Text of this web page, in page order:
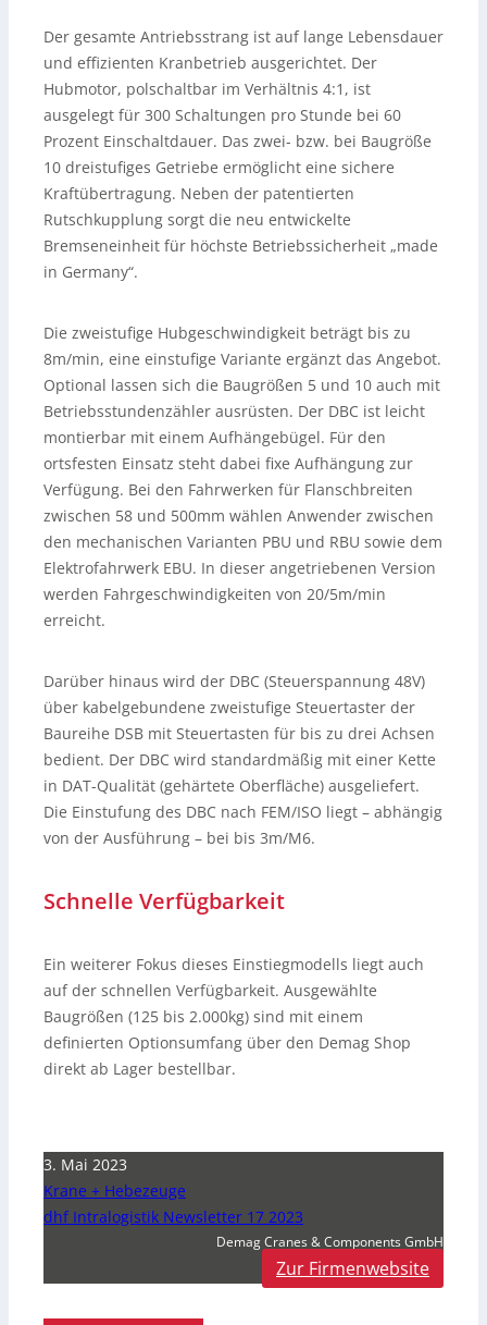
Der gesamte Antriebsstrang ist auf lange Lebensdauer
und effizienten Kranbetrieb ausgerichtet. Der
Hubmotor, polschaltbar im Verhältnis 4:1, ist
ausgelegt für 300 Schaltungen pro Stunde bei 60
Prozent Einschaltdauer. Das zwei- bzw. bei Baugröße
10 dreistufiges Getriebe ermöglicht eine sichere
Kraftübertragung. Neben der patentierten
Rutschkupplung sorgt die neu entwickelte
Bremseneinheit für höchste Betriebssicherheit „made
in Germany“.
Die zweistufige Hubgeschwindigkeit beträgt bis zu
8m/min, eine einstufige Variante ergänzt das Angebot.
Optional lassen sich die Baugrößen 5 und 10 auch mit
Betriebsstundenzähler ausrüsten. Der DBC ist leicht
montierbar mit einem Aufhängebügel. Für den
ortsfesten Einsatz steht dabei fixe Aufhängung zur
Verfügung. Bei den Fahrwerken für Flanschbreiten
zwischen 58 und 500mm wählen Anwender zwischen
den mechanischen Varianten PBU und RBU sowie dem
Elektrofahrwerk EBU. In dieser angetriebenen Version
werden Fahrgeschwindigkeiten von 20/5m/min
erreicht.
Darüber hinaus wird der DBC (Steuerspannung 48V)
über kabelgebundene zweistufige Steuertaster der
Baureihe DSB mit Steuertasten für bis zu drei Achsen
bedient. Der DBC wird standardmäßig mit einer Kette
in DAT-Qualität (gehärtete Oberfläche) ausgeliefert.
Die Einstufung des DBC nach FEM/ISO liegt – abhängig
von der Ausführung – bei bis 3m/M6.
Schnelle Verfügbarkeit
Ein weiterer Fokus dieses Einstiegmodells liegt auch
auf der schnellen Verfügbarkeit. Ausgewählte
Baugrößen (125 bis 2.000kg) sind mit einem
definierten Optionsumfang über den Demag Shop
direkt ab Lager bestellbar.
3. Mai 2023
Krane + Hebezeuge
dhf Intralogistik Newsletter 17 2023
Demag Cranes & Components GmbH
Zur Firmenwebsite